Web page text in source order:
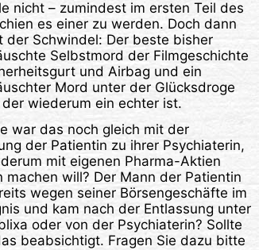
nicht – zumindest im ersten Teil des
es einer zu werden. Doch dann
der Schwindel: Der beste bisher
Selbstmord der Filmgeschichte
und Airbag und ein
Mord unter der Glücksdroge
wiederum ein echter ist.
war das noch gleich mit der
der Patientin zu ihrer Psychiaterin,
mit eigenen Pharma-Aktien
machen will? Der Mann der Patientin
wegen seiner Börsengeschäfte im
und kam nach der Entlassung unter
oder von der Psychiaterin? Sollte
beabsichtigt. Fragen Sie dazu bitte